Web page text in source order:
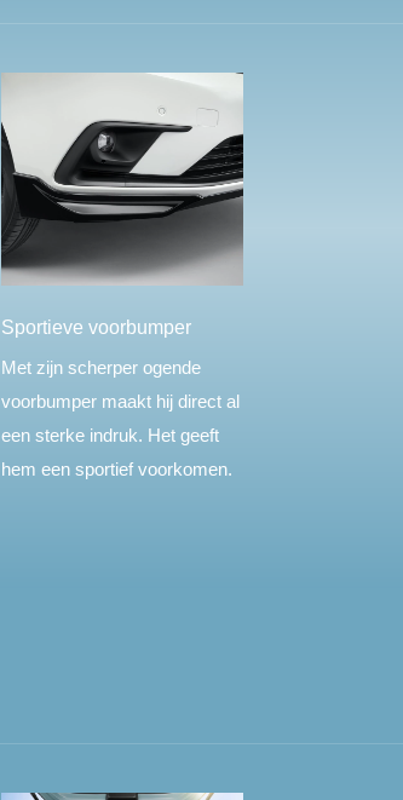
Sportieve voorbumper
Met zijn scherper ogende
voorbumper maakt hij direct al
een sterke indruk. Het geeft
hem een sportief voorkomen.